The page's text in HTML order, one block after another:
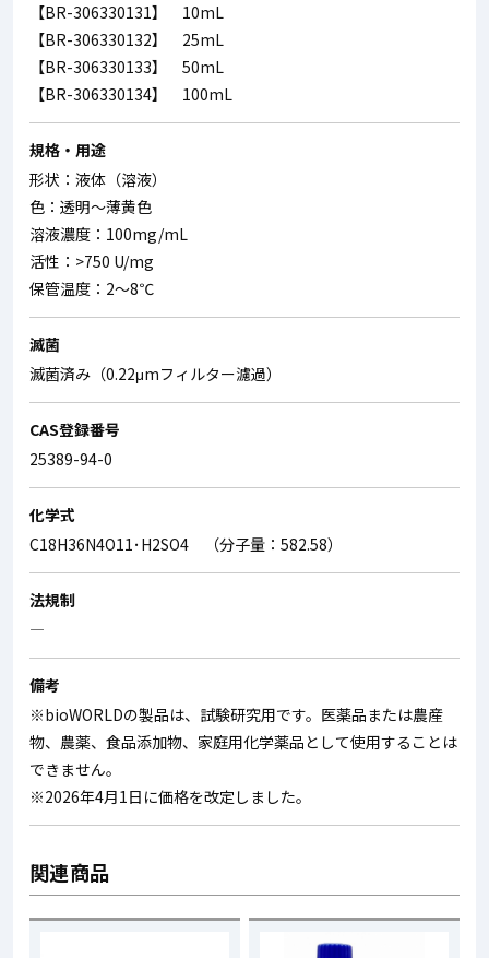
【BR-306330131】 10mL
【BR-306330132】 25mL
【BR-306330133】 50mL
【BR-306330134】 100mL
規格・用途
形状：液体（溶液）
色：透明～薄黄色
溶液濃度：100mg/mL
活性：>750 U/mg
保管温度：2～8℃
滅菌
滅菌済み（0.22μmフィルター濾過）
CAS登録番号
25389-94-0
化学式
C18H36N4O11･H2SO4 （分子量：582.58）
法規制
―
備考
※bioWORLDの製品は、試験研究用です。医薬品または農産
物、農薬、食品添加物、家庭用化学薬品として使用することは
できません。
※2026年4月1日に価格を改定しました。
関連商品